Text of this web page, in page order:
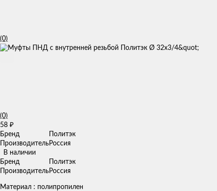
(0)
(0)
58 ₽
Бренд
Политэк
ПроизводительРоссия
В наличии
Бренд
Политэк
ПроизводительРоссия
Материал : полипропилен